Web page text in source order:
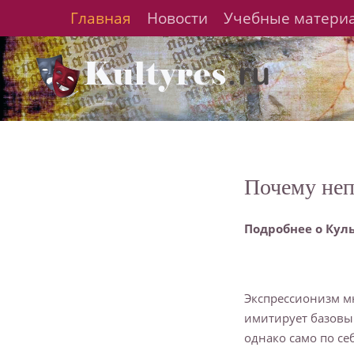
Главная Новости Учебные
Почему
Подробнее о
Экспрессионизм
имитирует
однако само по